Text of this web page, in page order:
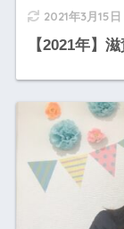
2021年3月15日
【2021年】